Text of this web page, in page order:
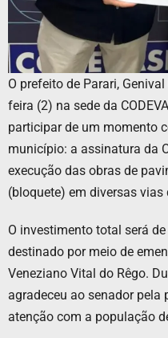
O prefeito de Parari,
feira (2) na sede da
participar de um momento
município: a assinatura da
execução das obras de
(bloquete) em diversas vias
O investimento total será
destinado por meio de
Veneziano Vital do Rêgo.
agradeceu ao senador pela
atenção com a população